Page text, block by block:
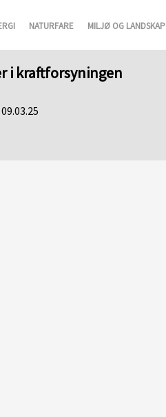
NATURFARE MILJØ OG LANDSKAP
i kraftforsyningen